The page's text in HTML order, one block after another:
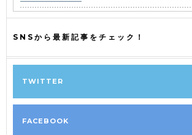
SNSから最新記事をチェック！
TWITTER
FACEBOOK